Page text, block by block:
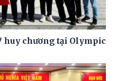
huy chương tại Olympic